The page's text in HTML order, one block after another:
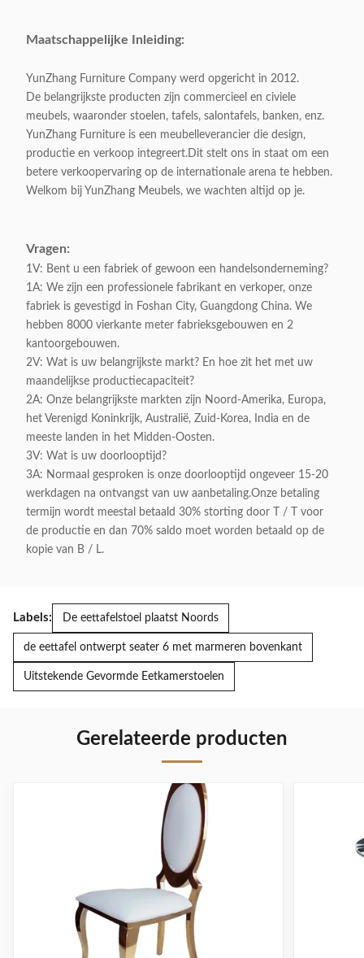
Verpakking: 1 stuk / 5 kartonnen
Verpakkingsvolume:
Toepasselijk: Volwassenen
Maatschappelijke Inleiding:
YunZhang Furniture Company werd opgericht in 2012.
De belangrijkste producten zijn commercieel en civiele
meubels, waaronder stoelen, tafels, salontafels, banken, enz.
YunZhang Furniture is een meubelleverancier die design,
productie en verkoop integreert.Dit stelt ons in staat om een
betere verkoopervaring op de internationale arena te hebben.
Welkom bij YunZhang Meubels, we wachten altijd op je.
Vragen:
1V: Bent u een fabriek of gewoon een handelsonderneming?
1A: We zijn een professionele fabrikant en verkoper, onze
fabriek is gevestigd in Foshan City, Guangdong China. We
hebben 8000 vierkante meter fabrieksgebouwen en 2
kantoorgebouwen.
2V: Wat is uw belangrijkste markt? En hoe zit het met uw
maandelijkse productiecapaciteit?
2A: Onze belangrijkste markten zijn Noord-Amerika, Europa,
het Verenigd Koninkrijk, Australië, Zuid-Korea, India en de
meeste landen in het Midden-Oosten.
3V: Wat is uw doorlooptijd?
3A: Normaal gesproken is onze doorlooptijd ongeveer 15-20
werkdagen na ontvangst van uw aanbetaling.Onze betaling
termijn wordt meestal betaald 30% storting door T / T voor
de productie en dan 70% saldo moet worden betaald op de
kopie van B / L.
Labels: De eettafelstoel plaatst Noords
de eettafel ontwerpt seater 6 met marmeren bovenkant
Uitstekende Gevormde Eetkamerstoelen
Gerelateerde producten